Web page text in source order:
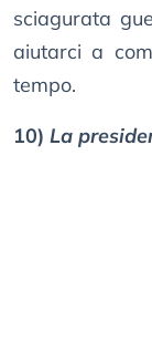
sciagurata
aiutarci a
tempo.
10) La